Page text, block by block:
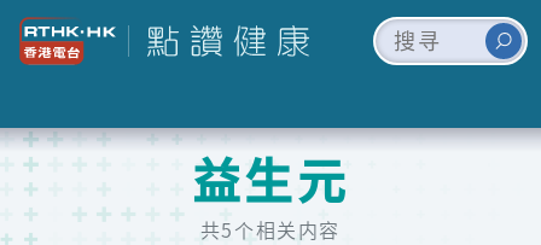
益生元
共5个相关内容